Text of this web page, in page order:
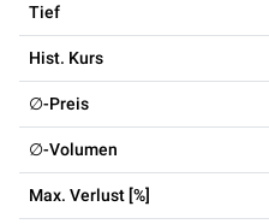
Tief
Hist. Kurs
∅-Preis
∅-Volumen
Max. Verlust [%]